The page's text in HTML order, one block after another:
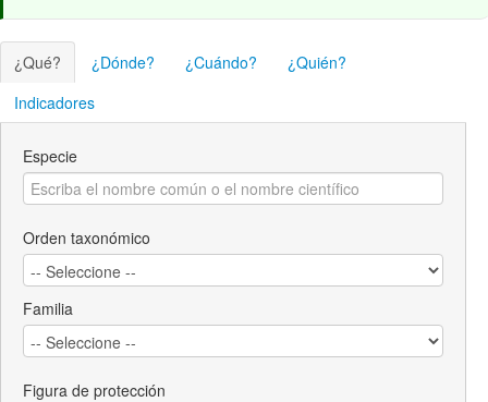
Observadores
Acerca de
¿Qué? ¿Dónde? ¿Cuándo?
¿Quién?
Indicadores
Especie
Orden taxonómico
Familia
Figura de protección